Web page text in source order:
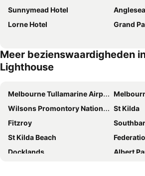
Sunnymead Hotel
Lorne Hotel
Grand
Meer bezienswaardigheden
Lighthouse
Melbourne Tullamarine Airport
Wilsons Promontory National Park
St Kilda
Fitzroy
St Kilda Beach
Docklands
Albert